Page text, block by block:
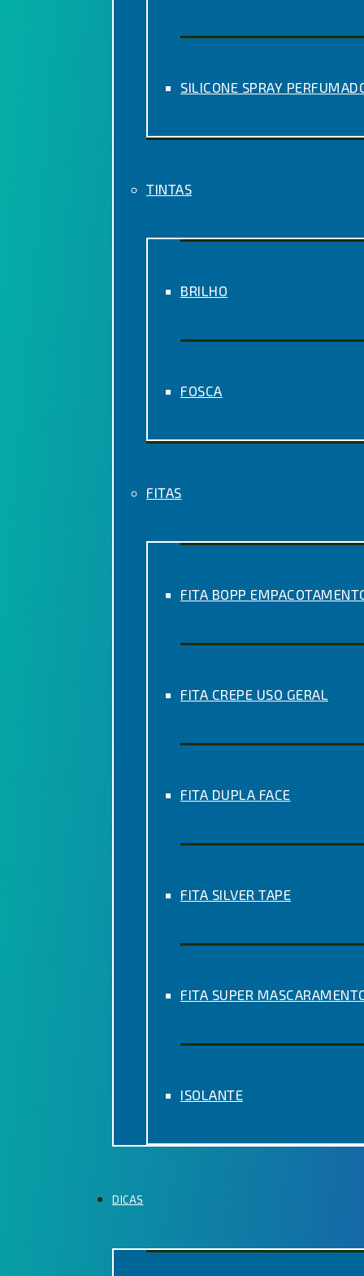
SILICONE SPRAY
TINTAS
BRILHO
FOSCA
FITAS
FITA BOPP
FITA CREPE USO GERAL
FITA DUPLA FACE
FITA SILVER TAPE
FITA SUPER
ISOLANTE
DICAS